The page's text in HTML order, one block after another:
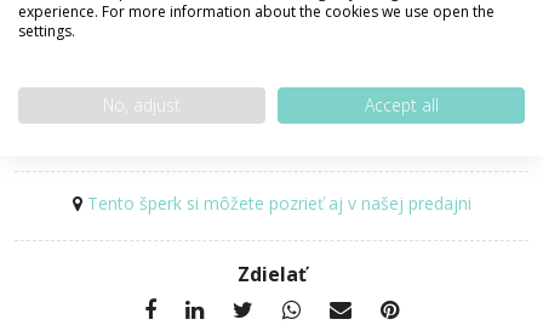
Dostupnosť:SKLADOM ihneď k odoslaniu
Tento šperk si môžete pozrieť aj v našej predajni
Zdielať
experience. For more information about the cookies we use open the
settings.
No, adjust Accept all